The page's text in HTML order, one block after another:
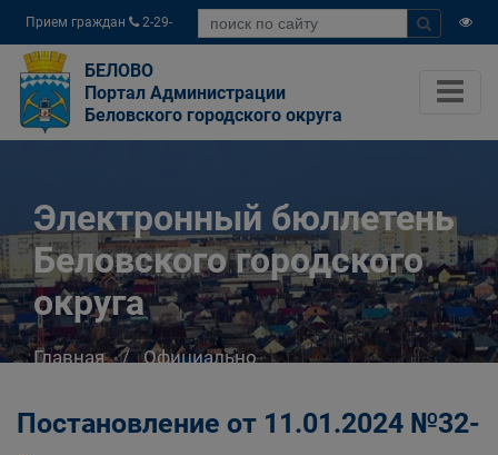
Прием граждан
2-29-
04
БЕЛОВО
Портал Администрации
Беловского городского округа
Электронный бюллетень
Беловского городского
округа
Главная
Официально
Постановление от 11.01.2024 №32-